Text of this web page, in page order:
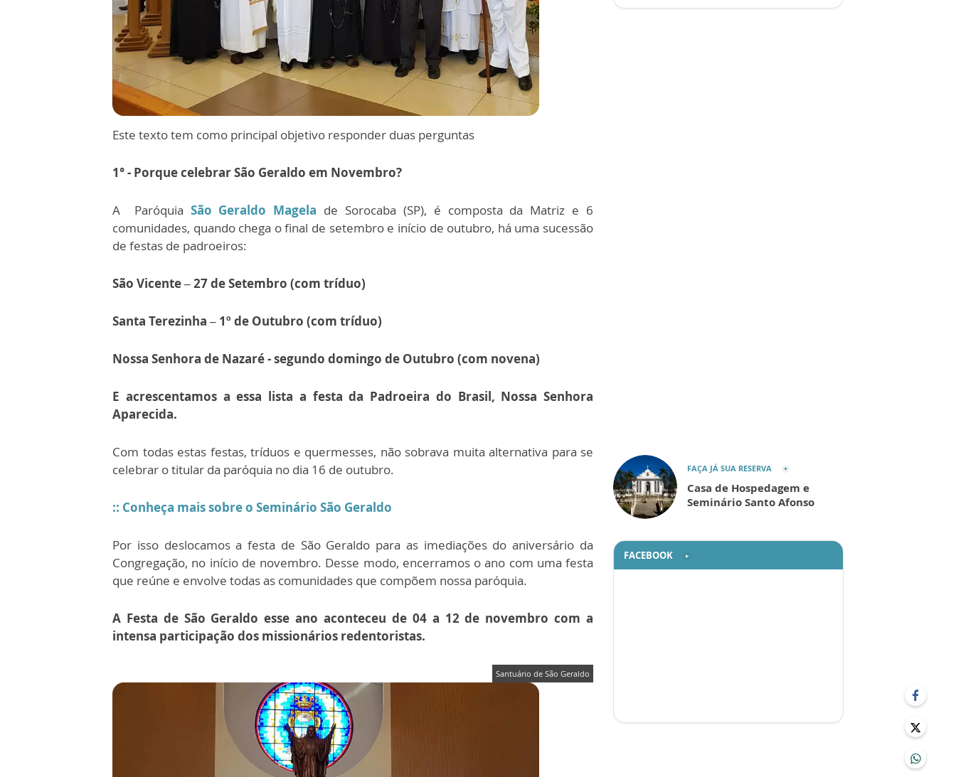
Este texto tem como principal objetivo responder duas perguntas
1° - Porque celebrar São Geraldo em Novembro?
A Paróquia São Geraldo Magela de Sorocaba (SP), é composta da Matriz e 6
comunidades, quando chega o final de setembro e início de outubro, há uma sucessão
de festas de padroeiros:
São Vicente – 27 de Setembro (com tríduo)
Santa Terezinha – 1º de Outubro (com tríduo)
Nossa Senhora de Nazaré - segundo domingo de Outubro (com novena)
E acrescentamos a essa lista a festa da Padroeira do Brasil, Nossa Senhora
Aparecida.
Com todas estas festas, tríduos e quermesses, não sobrava muita alternativa para se
celebrar o titular da paróquia no dia 16 de outubro.
:: Conheça mais sobre o Seminário São Geraldo
Por isso deslocamos a festa de São Geraldo para as imediações do aniversário da
Congregação, no início de novembro. Desse modo, encerramos o ano com uma festa
que reúne e envolve todas as comunidades que compõem nossa paróquia.
A Festa de São Geraldo esse ano aconteceu de 04 a 12 de novembro com a
intensa participação dos missionários redentoristas.
Santuário de São Geraldo
FAÇA JÁ SUA RESERVA
Casa de Hospedagem e
Seminário Santo Afonso
FACEBOOK